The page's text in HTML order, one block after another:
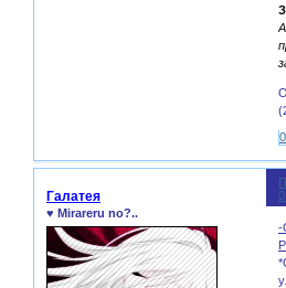
0
Галатея
♥ Mirareru no?..
-